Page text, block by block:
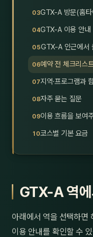
GTX-A 방문(홈타
GTX-A 이용 안내
GTX-A 인근에서
예약 전 체크리스
지역·프로그램과
자주 묻는 질문
이용 흐름을 보여
코스별 기본 요금
GTX-A 역에
아래에서 역을 선택하면
이용 안내를 확인할 수